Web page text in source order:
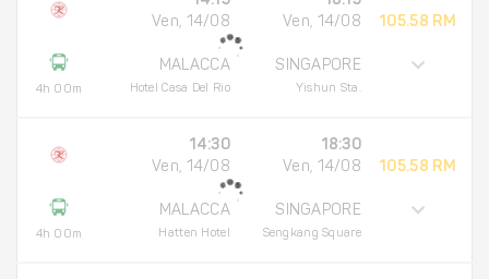
4h 00m
Ven, 14/08
MALACCA
Hotel Casa Del Rio
Ven, 14/08
SINGAPORE
Yishun Sta.
105.58 RM
4h 00m
14:30
Ven, 14/08
MALACCA
Hatten Hotel
18:30
Ven, 14/08
SINGAPORE
Sengkang Square
105.58 RM